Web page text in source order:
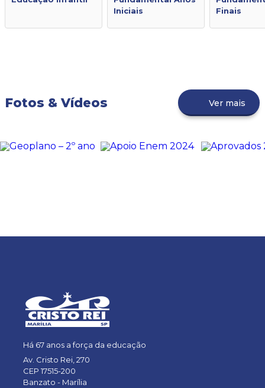
Iniciais
Finais
Fotos & Vídeos Ver mais
Há 67 anos a força da educação
Av. Cristo Rei, 270
CEP 17515-200
Banzato - Marília